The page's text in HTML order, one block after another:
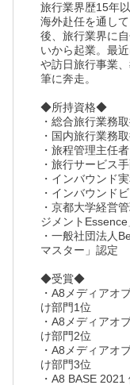
旅行業界歴15年
海外赴任を通し
後、旅行業界に
いから起業。最
や訪日旅行事業
筆に奔走。
◆所持資格◆
・総合旅行業務
・国内旅行業務
・旅程管理主任者
・旅行サービス
・インバウンド
・インバウンド
・京都大学経営
ジメントEssence
・一般社団法人
マスター」認定
◆受賞◆
・A8メディアオ
け部門1位
・A8メディアオ
け部門2位
・A8メディアオ
け部門3位
・A8 BASE